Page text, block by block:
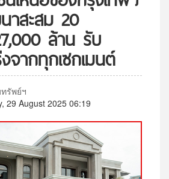
าสะสม 20
ล้าน รับ
จากทุกเซกเมนต์
รัพย์ฯ
29 August 2025 06:19